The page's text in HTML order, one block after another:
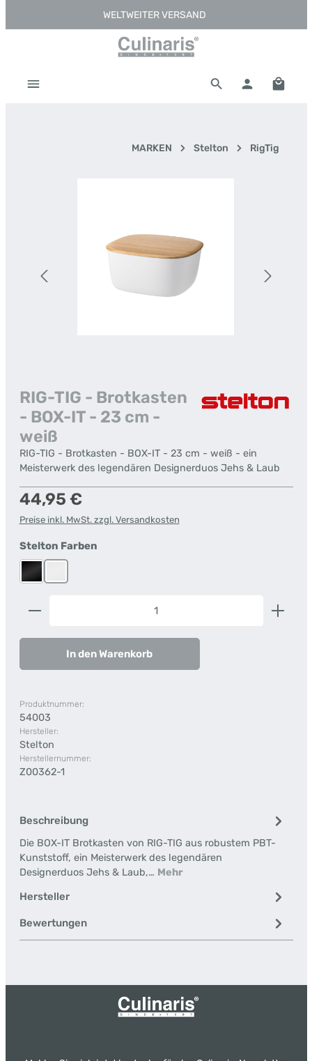
Zum Hauptinhalt springenWELTWEITER VERSAND
MARKEN Stelton RigTig
RIG-TIG - Brotkasten
- BOX-IT - 23 cm -
weiß
RIG-TIG - Brotkasten - BOX-IT - 23 cm - weiß - ein
Meisterwerk des legendären Designerduos Jehs & Laub
Regulärer Preis:
44,95 €
Preise inkl. MwSt. zzgl. Versandkosten
Stelton Farbenauswählen
Schwarz
Weiß
Produkt Anzahl: Gib den gewünschten Wert ein
In den Warenkorb
Produktnummer:
54003
Hersteller:
Stelton
Herstellernummer:
Z00362-1
Beschreibung
Die BOX-IT Brotkasten von RIG-TIG aus robustem PBT-
Kunststoff, ein Meisterwerk des legendären
Designerduos Jehs & Laub,… Mehr
Hersteller
Bewertungen